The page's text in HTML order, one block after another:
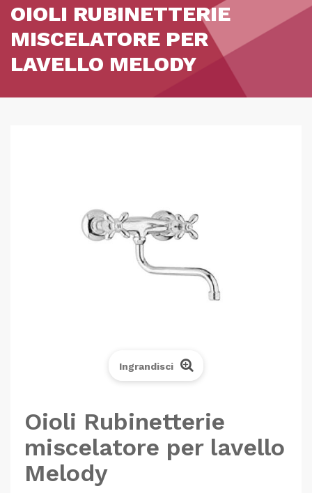
OIOLI RUBINETTERIE
MISCELATORE PER
LAVELLO MELODY
Ingrandisci
Oioli Rubinetterie
miscelatore per lavello
Melody